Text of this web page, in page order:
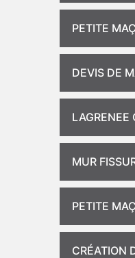
PETITE
DEVIS DE
LAGRENEE
MUR
PETITE
CRÉATION